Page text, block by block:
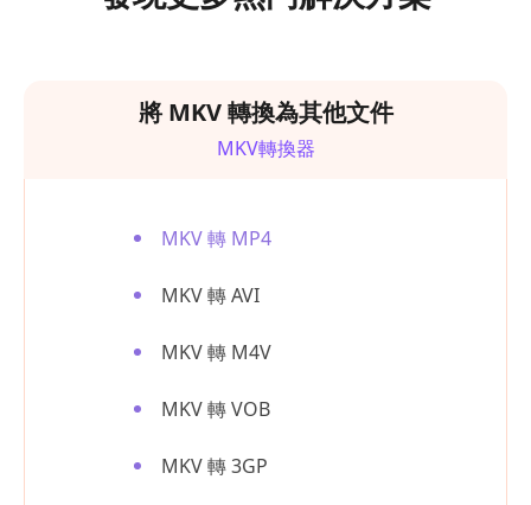
將 MKV 轉換為其他文件
MKV轉換器
MKV 轉 MP4
MKV 轉 AVI
MKV 轉 M4V
MKV 轉 VOB
MKV 轉 3GP